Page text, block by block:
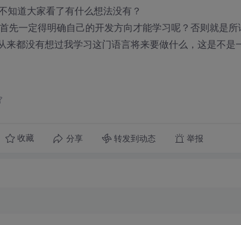
知道大家看了有什么想法没有？
先一定得明确自己的开发方向才能学习呢？否则就是
来都没有想过我学习这门语言将来要做什么，这是不是
收藏 分享 转发到动态 举报